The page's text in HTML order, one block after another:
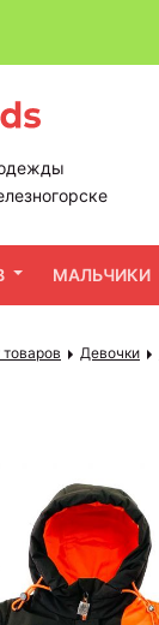
МАЛЬЧИКИ
товаров Девочки